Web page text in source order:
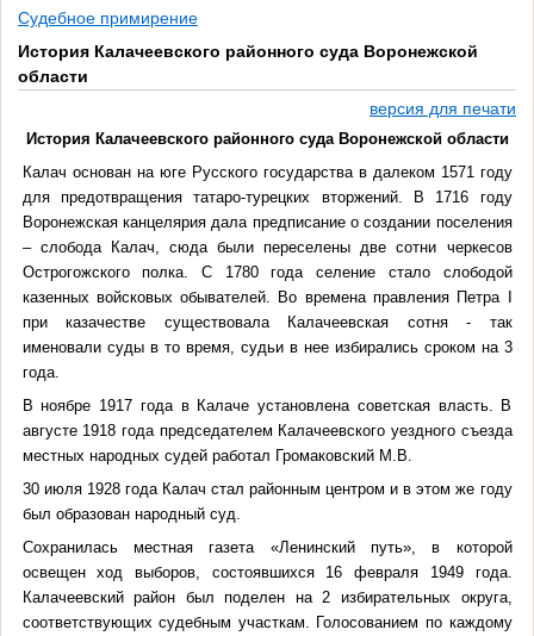
Судебное примирение
История Калачеевского районного суда Воронежской
области
версия для печати
История Калачеевского районного суда Воронежской области
Калач основан на юге Русского государства в далеком 1571 году
для предотвращения татаро-турецких вторжений. В 1716 году
Воронежская канцелярия дала предписание о создании поселения
– слобода Калач, сюда были переселены две сотни черкесов
Острогожского полка. С 1780 года селение стало слободой
казенных войсковых обывателей. Во времена правления Петра I
при казачестве существовала Калачеевская сотня - так
именовали суды в то время, судьи в нее избирались сроком на 3
года.
В ноябре 1917 года в Калаче установлена советская власть. В
августе 1918 года председателем Калачеевского уездного съезда
местных народных судей работал Громаковский М.В.
30 июля 1928 года Калач стал районным центром и в этом же году
был образован народный суд.
Сохранилась местная газета «Ленинский путь», в которой
освещен ход выборов, состоявшихся 16 февраля 1949 года.
Калачеевский район был поделен на 2 избирательных округа,
соответствующих судебным участкам. Голосованием по каждому